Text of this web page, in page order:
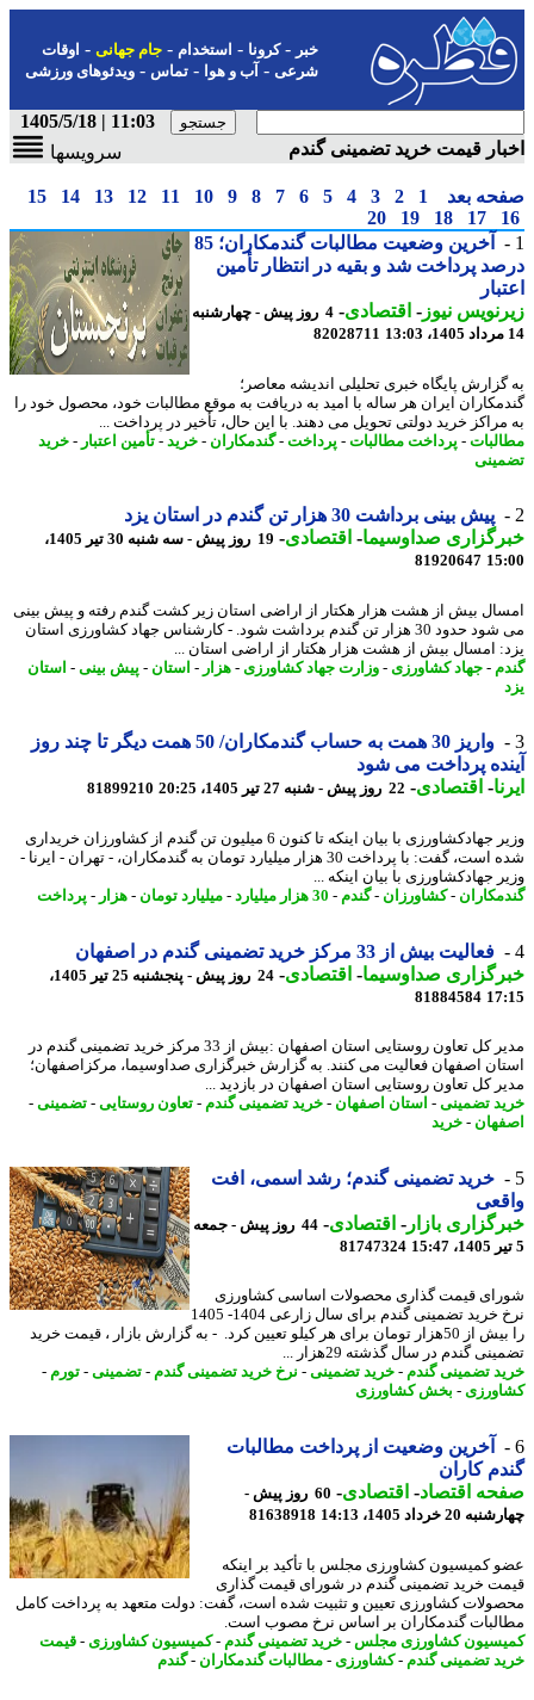
-کرونا-استخدام- جام جهانی-اوقات
شرعی-آب و هوا-تماس-ویدئوهای ورزشی
11:03 | 1405/5/18
قیمت خرید تضمینی گندم
سرویسها
بعد 1
2
3
4
5
6
7
8
9
10
11
12
13
14
15
17
18
19
20
آخرین وضعیت مطالبات گندمکاران؛ 85
پرداخت شد و بقیه در انتظار تأمین
نیوز-اقتصادی- 4 روز پیش - چهارشنبه
82028711
پایگاه خبری تحلیلی اندیشه معاصر؛
ایران هر ساله با امید به دریافت به موقع مطالبات خود، محصول خود را
خرید دولتی تحویل می دهند. با این حال، تأخیر در پرداخت ...
-پرداخت مطالبات-پرداخت -گندمکاران- خرید- تأمین اعتبار-خرید
پیش بینی برداشت 30 هزار تن گندم در استان یزد
صداوسیما-اقتصادی-
19 روز پیش - سه شنبه 30 تیر 1405،
81920647
بیش از هشت هزار هکتار از اراضی استان زیر کشت گندم رفته و پیش بینی
می شود حدود 30 هزار تن گندم برداشت شود. - کارشناس جهاد کشاورزی استان
امسال بیش از هشت هزار هکتار از اراضی استان ...
-جهاد کشاورزی- وزارت جهاد کشاورزی- هزار - استان-پیش بینی -استان
واریز 30 همت به حساب گندمکاران/ 50 همت دیگر تا چند روز
پرداخت می شود
-اقتصادی-22 روز پیش - شنبه 27 تیر 1405، 20:25 81899210
وزیر جهادکشاورزی با بیان اینکه تا کنون 6 میلیون تن گندم از کشاورزان خریداری
شده است، گفت: با پرداخت 30 هزار میلیارد تومان به گندمکاران، - تهران - ایرنا -
جهادکشاورزی با بیان اینکه ...
- کشاورزان - گندم-30 هزار میلیارد -میلیارد تومان-هزار - پرداخت
فعالیت بیش از 33 مرکز خرید تضمینی گندم در اصفهان
صداوسیما-اقتصادی-
24 روز پیش - پنجشنبه 25 تیر 1405،
81884584
مدیر کل تعاون روستایی استان اصفهان :بیش از 33 مرکز خرید تضمینی گندم در
اصفهان فعالیت می کنند. به گزارش خبرگزاری صداوسیما، مرکزاصفهان؛
کل تعاون روستایی استان اصفهان در بازدید ...
تضمینی-استان اصفهان-خرید تضمینی گندم-تعاون روستایی-تضمینی-
-خرید
خرید تضمینی گندم؛ رشد اسمی، افت
بازار- اقتصادی-
44 روز پیش - جمعه
81747324
قیمت گذاری محصولات اساسی کشاورزی
نرخ خرید تضمینی گندم برای سال زارعی 1404- 1405
را بیش از 50هزار تومان برای هر کیلو تعیین کرد. - به گزارش بازار ، قیمت خرید
گندم در سال گذشته 29هزار ...
تضمینی گندم-خرید تضمینی-نرخ خرید تضمینی گندم-تضمینی-تورم-
- بخش کشاورزی
آخرین وضعیت از پرداخت مطالبات
کاران
اقتصاد-اقتصادی-
60 روز پیش -
خرداد 1405، 14:13
81638918
کمیسیون کشاورزی مجلس با تأکید بر اینکه
خرید تضمینی گندم در شورای قیمت گذاری
کشاورزی تعیین و تثبیت شده است، گفت: دولت متعهد به پرداخت کامل
گندمکاران بر اساس نرخ مصوب است.
کشاورزی مجلس-خرید تضمینی گندم-کمیسیون کشاورزی- قیمت
تضمینی گندم-کشاورزی- مطالبات گندمکاران- گندم